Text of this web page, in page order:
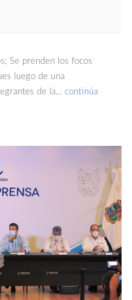
Se prenden los focos
luego de una
de la… continúa